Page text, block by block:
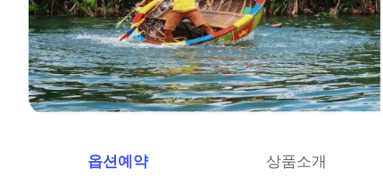
옵션예약 상품소개